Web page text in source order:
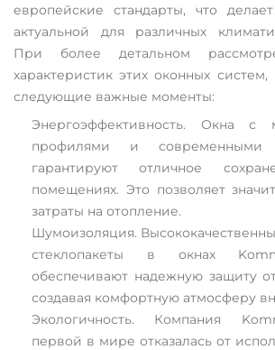
европейские стандарты, что
актуальной для различных
При более детальном
характеристик этих оконных
следующие важные моменты:
Энергоэффективность. Окна с
профилями и современными
гарантируют отличное
помещениях. Это позволяет
затраты на отопление.
Шумоизоляция.
стеклопакеты в окнах
обеспечивают надежную защиту
создавая комфортную атмосферу
Экологичность. Компания
первой в мире отказалась от